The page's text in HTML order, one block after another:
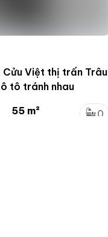
Việt thị trấn Trâu
tô tránh nhau
55 m²
0